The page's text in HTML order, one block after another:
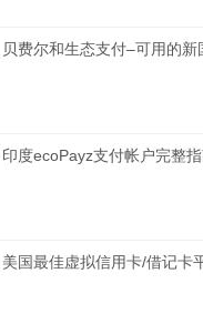
贝费尔和生态支付–可用的新
印度ecoPayz支付帐户完整
美国最佳虚拟信用卡/借记卡